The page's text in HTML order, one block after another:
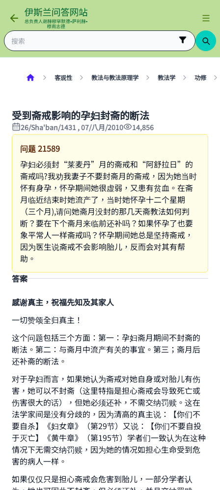
客观性 教法与教法原理学 教法学 功修
受到斋戒影响的孕妇封斋的断法
26/Sha'ban/1431 , 07/八月/2010 14,856
问题21589
孕妇必须封“莱麦丹”月的斋戒和“阿舒拉日”的
斋戒吗?我劝我妻子不要封斋月的斋戒，因为她当时
怀有身孕，怀孕期间她很虚弱，又患有贫血。在斋
月临近结束时她流产了，当时她怀孕十二个星期
（三个月),请问她斋月没封的那几天斋教法如何判
断？要在下个斋月来临前还补吗？如果怀孕了也要
象平常人一样斋戒吗？怀孕期间她总是坚持斋戒，
因为医生说斋戒不会影响胎儿，反而会对其有帮
助。
答案
感谢真主，祝福先知及其家人
一切赞颂全归真主！
这个问题包括三个方面：第一：孕妇斋月期间不封斋的
断法。第二：与斋月中流产有关的事宜。第三；斋月后
还补斋的断法。
对于孕妇而言，如果她认为斋戒对她自身或对胎儿有伤
害，她可以不封斋（这里特指是担心斋戒会导致死亡或
伤害很大的话），但她必须还补，不需交纳罚赎。这在
法学家间是没有分歧的，因为清高的真主说：【你们不
要自杀】《妇女章》（第29节）又说：【你们不要自投
于灭亡】《黄牛章》（第195节）学者们一致认为在这种
情况下无需交纳罚赎，因为她的情况如担心生命受到危
害的病人一样。
如果仅仅只是担心斋戒会危害到胎儿，一部分学者认